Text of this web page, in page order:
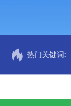
热门关键词: